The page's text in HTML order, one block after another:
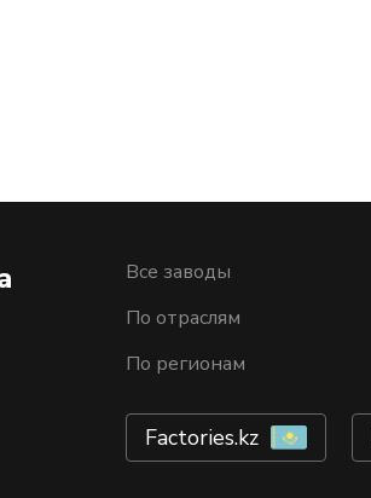
Все заводы
По отраслям
По регионам
Factories.kz